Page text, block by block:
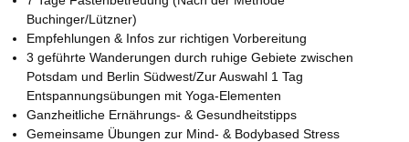
Buchinger/Lützner)
Empfehlungen & Infos zur richtigen Vorbereitung
3 geführte Wanderungen durch ruhige Gebiete zwischen
Potsdam und Berlin Südwest/Zur Auswahl 1 Tag
Entspannungsübungen mit Yoga-Elementen
Ganzheitliche Ernährungs- & Gesundheitstipps
Gemeinsame Übungen zur Mind- & Bodybased Stress